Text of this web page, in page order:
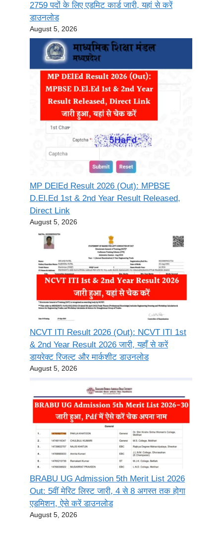
2759 पदों के लिए एडमिट कार्ड जारी, यहां से करें
डाउनलोड
August 5, 2026
MP DElEd Result 2026 (Out): MPBSE
D.El.Ed 1st & 2nd Year Result Released,
Direct Link
August 5, 2026
NCVT ITI Result 2026 (Out): NCVT ITI 1st
& 2nd Year Result 2026 जारी, यहाँ से करें
डायरेक्ट रिजल्ट और मार्कशीट डाउनलोड
August 5, 2026
BRABU UG Admission 5th Merit List 2026
Out: 5वीं मेरिट लिस्ट जारी, 4 से 8 अगस्त तक होगा
एडमिशन, ऐसे करें डाउनलोड
August 5, 2026